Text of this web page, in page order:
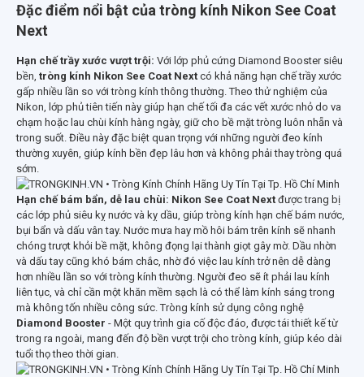
Đặc điểm nổi bật của tròng kính Nikon See Coat
Next
Hạn chế trầy xước vượt trội: Với lớp phủ cứng Diamond Booster siêu
bền, tròng kính Nikon See Coat Next có khả năng hạn chế trầy xước
gấp nhiều lần so với tròng kính thông thường. Theo thử nghiệm của
Nikon, lớp phủ tiên tiến này giúp hạn chế tối đa các vết xước nhỏ do va
chạm hoặc lau chùi kính hàng ngày, giữ cho bề mặt tròng luôn nhẵn và
trong suốt. Điều này đặc biệt quan trọng với những người đeo kính
thường xuyên, giúp kính bền đẹp lâu hơn và không phải thay tròng quá
sớm.
Hạn chế bám bẩn, dễ lau chùi: Nikon See Coat Next được trang bị
các lớp phủ siêu kỵ nước và kỵ dầu, giúp tròng kính hạn chế bám nước,
bụi bẩn và dấu vân tay. Nước mưa hay mồ hôi bám trên kính sẽ nhanh
chóng trượt khỏi bề mặt, không đọng lại thành giọt gây mờ. Dầu nhờn
và dấu tay cũng khó bám chắc, nhờ đó việc lau kính trở nên dễ dàng
hơn nhiều lần so với tròng kính thường. Người đeo sẽ ít phải lau kính
liên tục, và chỉ cần một khăn mềm sạch là có thể làm kính sáng trong
mà không tốn nhiều công sức. Tròng kính sử dụng công nghệ
Diamond Booster - Một quy trình gia cố độc đáo, được tái thiết kế từ
trong ra ngoài, mang đến độ bền vượt trội cho tròng kính, giúp kéo dài
tuổi thọ theo thời gian.